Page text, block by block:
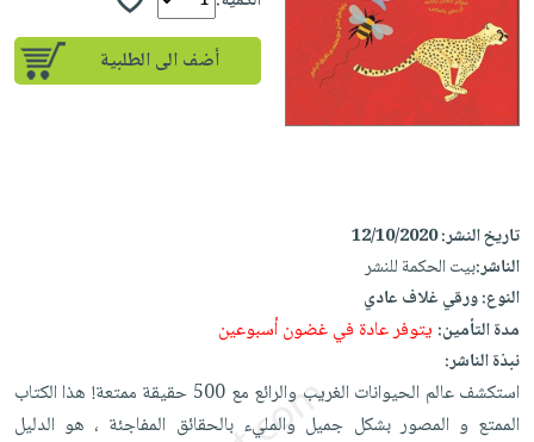
إختياراتنا
كتب
أكاديمية
صندوق
books
iKitab
بلا
حدود
تحميل
iKitab
على
Android
تحميل
iKitab
أسئلة
يتكرر
طرحها
تحميل
تحميل
masmu3
على
Apple
المواضيع
الأكثر
مبيعاً
صندوق
القراءة
جوائز
تعليمية
الصحة
والعناية
الكل
أجهزة
العناية
الشخصية
العناية
وتصفيف
المطبخ
والسفرة
جديد
الكل
أواني متجر
أضف الى الطلبية
تاريخ النشر:12/10/2020
الناشر:بيت الحكمة للنشر
النوع:ورقي غلاف عادي
مدة التأمين:يتوفر عادة في غضون أسبوعين
نبذة الناشر:
استكشف عالم الحيوانات الغريب والرائع مع 500 حقيقة ممتعة! هذا الكتاب
الممتع و المصور بشكل جميل والمليء بالحقائق المفاجئة ، هو الدليل